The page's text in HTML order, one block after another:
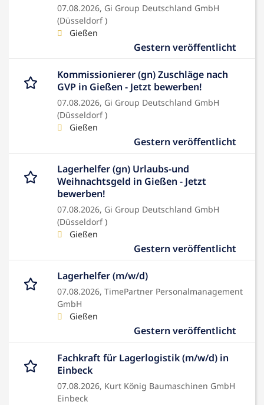
07.08.2026, Gi Group Deutschland GmbH
(Düsseldorf )
Gießen
Gestern veröffentlicht
Kommissionierer (gn) Zuschläge nach
GVP in Gießen - Jetzt bewerben!
07.08.2026, Gi Group Deutschland GmbH
(Düsseldorf )
Gießen
Gestern veröffentlicht
Lagerhelfer (gn) Urlaubs-und
Weihnachtsgeld in Gießen - Jetzt
bewerben!
07.08.2026, Gi Group Deutschland GmbH
(Düsseldorf )
Gießen
Gestern veröffentlicht
Lagerhelfer (m/w/d)
07.08.2026, TimePartner Personalmanagement
GmbH
Gießen
Gestern veröffentlicht
Fachkraft für Lagerlogistik (m/w/d) in
Einbeck
07.08.2026, Kurt König Baumaschinen GmbH
Einbeck